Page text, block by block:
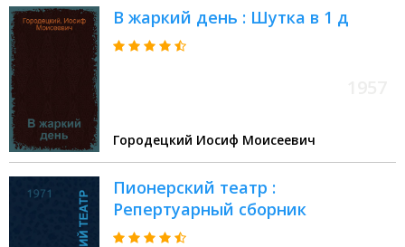
В жаркий день : Шутка в 1 д
Городецкий Иосиф Моисеевич
Пионерский театр :
Репертуарный сборник